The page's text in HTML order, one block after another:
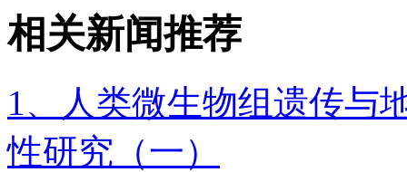
相关新闻推荐
1、人类微生物组遗传与
性研究（一）